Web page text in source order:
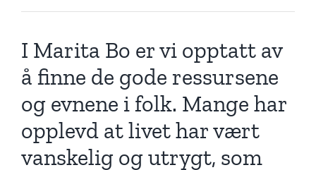
I Marita Bo er vi opptatt av
å finne de gode ressursene
og evnene i folk. Mange har
opplevd at livet har vært
vanskelig og utrygt, som